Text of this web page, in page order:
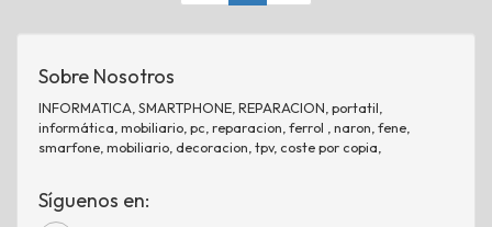
Sobre Nosotros
INFORMATICA, SMARTPHONE, REPARACION, portatil,
informática, mobiliario, pc, reparacion, ferrol , naron, fene,
smarfone, mobiliario, decoracion, tpv, coste por copia,
Síguenos en: